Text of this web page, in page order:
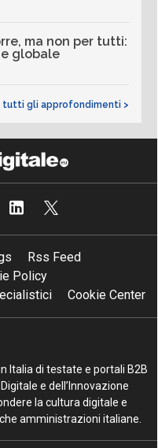
ma non per tutti:
globale
tutti gli approfondimenti >
Rss Feed
Policy
Cookie Center
Italia di testate e portali B2B
e dell’Innovazione
la cultura digitale e
amministrazioni italiane.